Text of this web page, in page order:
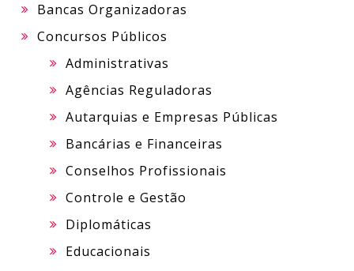
Bancas Organizadoras
Concursos Públicos
Administrativas
Agências Reguladoras
Autarquias e Empresas Públicas
Bancárias e Financeiras
Conselhos Profissionais
Controle e Gestão
Diplomáticas
Educacionais